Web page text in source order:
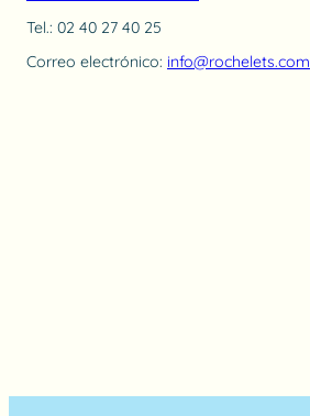
Tel.: 02 40 27 40 25
Correo electrónico: info@rochelets.com